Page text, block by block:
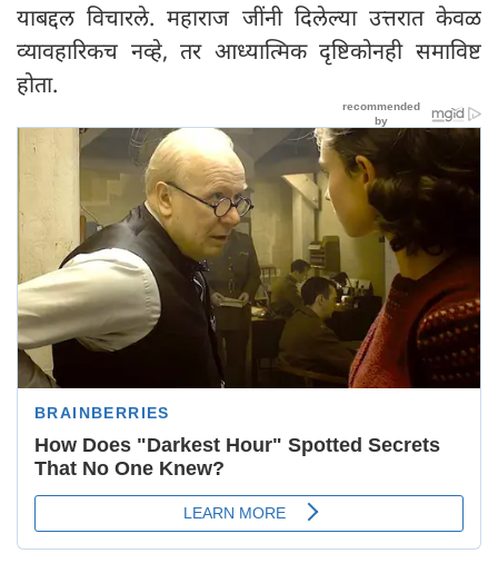
याबद्दल विचारले. महाराज जींनी दिलेल्या उत्तरात केवळ
व्यावहारिकच नव्हे, तर आध्यात्मिक दृष्टिकोनही समाविष्ट
होता.